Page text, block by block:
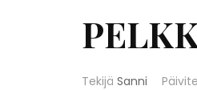
Tekijä Sanni